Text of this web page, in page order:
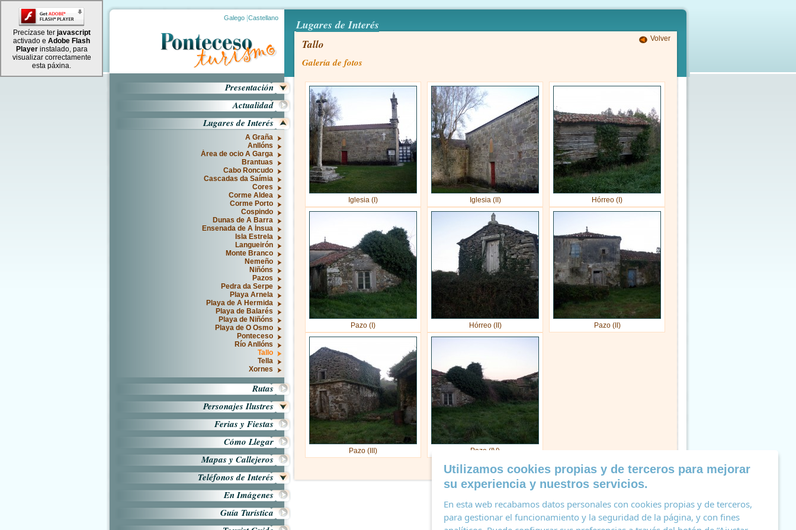
Precízase ter javascript
activado e Adobe Flash
Playerinstalado, para
visualizar correctamente
esta páxina.
Galego Castellano
Presentación
Actualidad
Lugares de Interés
A Graña
Anllóns
Área de ocio A Garga
Brantuas
Cabo Roncudo
Cascadas da Saímia
Cores
Corme Aldea
Corme Porto
Cospindo
Dunas de A Barra
Ensenada de A Ínsua
Isla Estrela
Langueirón
Monte Branco
Nemeño
Niñóns
Pazos
Pedra da Serpe
Playa Arnela
Playa de A Hermida
Playa de Balarés
Playa de Niñóns
Playa de O Osmo
Ponteceso
Río Anllóns
Tallo
Tella
Xornes
Rutas
Personajes Ilustres
Ferias y Fiestas
Cómo Llegar
Mapas y Callejeros
Teléfonos de Interés
En Imágenes
Guía Turística
Lugares de Interés
Tallo
Galería de fotos
Volver
Volver
Iglesia (I) Iglesia (II) Hórreo (I)
Pazo (I) Hórreo (II) Pazo (II)
Pazo (III) Pazo (IV)
Utilizamos cookies propias y de terceros para mejorar
su experiencia y nuestros servicios.
En esta web recabamos datos personales con cookies propias y de terceros,
para gestionar el funcionamiento y la seguridad de la página, y con fines